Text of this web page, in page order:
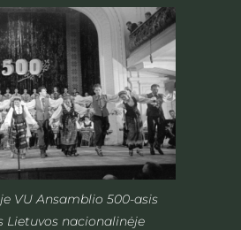
VU Ansamblio 500-asis
Lietuvos nacionalinėje